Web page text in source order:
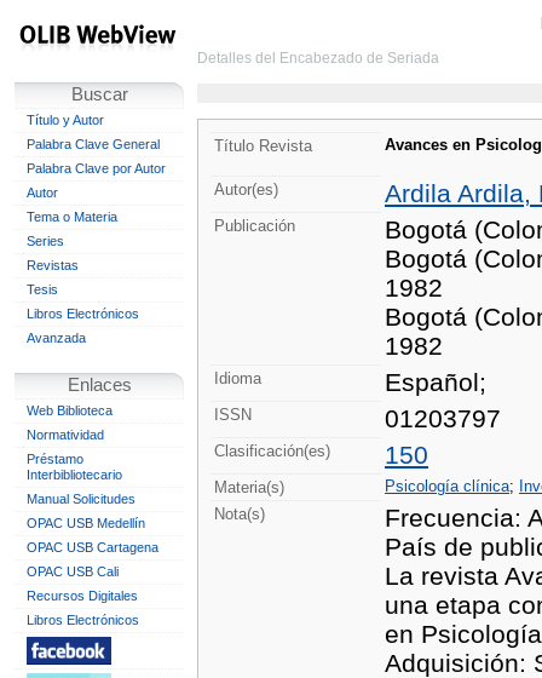
Buscar
Título y Autor
Palabra Clave General
Palabra Clave por Autor
Autor
Tema o Materia
Series
Revistas
Tesis
Libros Electrónicos
Avanzada
Enlaces
Web Biblioteca
Normatividad
Préstamo
Interbibliotecario
Manual Solicitudes
OPAC USB Medellín
OPAC USB Cartagena
OPAC USB Cali
Recursos Digitales
Libros Electrónicos
Detalles del Encabezado de Seriada
Título Revista Avances en
Autor(es) Ardila Ardila,
Publicación
Bogotá
Bogotá
1982
Bogotá
1982
Idioma Español;
ISSN 01203797
Clasificación(es) 150
Materia(s) Psicología clínica;
Nota(s)
Frecuencia:
País de
La revista
una etapa
en
Adquisición: